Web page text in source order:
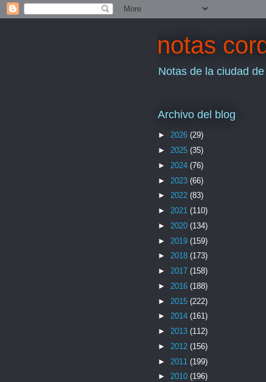
notas
Notas de la ciudad
Archivo del blog
► 2026 (29)
► 2025 (35)
► 2024 (76)
► 2023 (66)
► 2022 (83)
► 2021 (110)
► 2020 (134)
► 2019 (159)
► 2018 (173)
► 2017 (158)
► 2016 (188)
► 2015 (222)
► 2014 (161)
► 2013 (112)
► 2012 (156)
► 2011 (199)
► 2010 (196)